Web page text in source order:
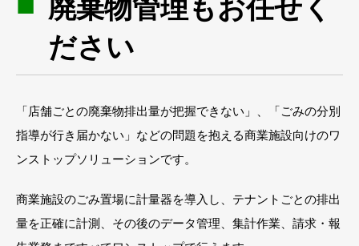
廃棄物管理もお任せく
ださい
「店舗ごとの廃棄物排出量が把握できない」、「ごみの分別
指導が行き届かない」などの問題を抱える商業施設向けのワ
ンストップソリューションです。
商業施設のごみ置場に計量器を導入し、テナントごとの排出
量を正確に計測、その後のデータ管理、集計作業、請求・報